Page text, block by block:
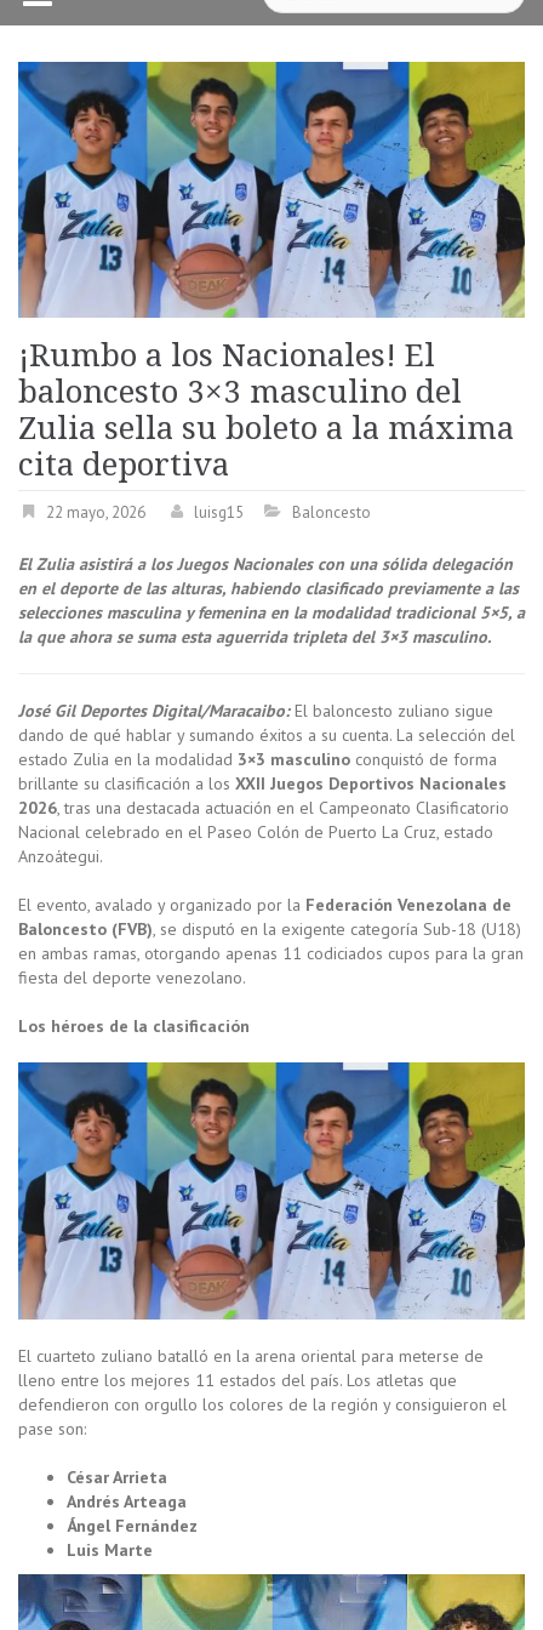
¡Rumbo a los Nacionales! El
baloncesto 3×3 masculino del
Zulia sella su boleto a la máxima
cita deportiva
22 mayo, 2026 luisg15 Baloncesto
El Zulia asistirá a los Juegos Nacionales con una sólida delegación
en el deporte de las alturas, habiendo clasificado previamente a las
selecciones masculina y femenina en la modalidad tradicional 5×5, a
la que ahora se suma esta aguerrida tripleta del 3×3 masculino.
José Gil Deportes Digital/Maracaibo:El baloncesto zuliano sigue
dando de qué hablar y sumando éxitos a su cuenta. La selección del
estado Zulia en la modalidad 3×3 masculino conquistó de forma
brillante su clasificación a los XXII Juegos Deportivos Nacionales
2026, tras una destacada actuación en el Campeonato Clasificatorio
Nacional celebrado en el Paseo Colón de Puerto La Cruz, estado
Anzoátegui.
El evento, avalado y organizado por la Federación Venezolana de
Baloncesto (FVB), se disputó en la exigente categoría Sub-18 (U18)
en ambas ramas, otorgando apenas 11 codiciados cupos para la gran
fiesta del deporte venezolano.
Los héroes de la clasificación
El cuarteto zuliano batalló en la arena oriental para meterse de
lleno entre los mejores 11 estados del país. Los atletas que
defendieron con orgullo los colores de la región y consiguieron el
pase son:
César Arrieta
Andrés Arteaga
Ángel Fernández
Luis Marte